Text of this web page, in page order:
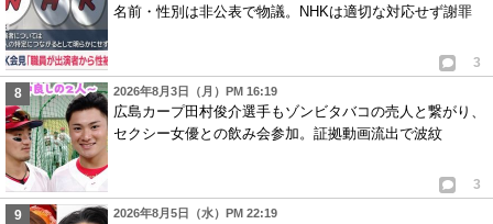
名前・性別は非公表で物議。NHKは適切な対応せず謝罪
3
2026年8月3日（月）PM 16:19
広島カープ田村俊介選手もゾンビタバコの売人と繋がり、
セクシー女優との飲み会参加。証拠動画流出で波紋
3
2026年8月5日（水）PM 22:19